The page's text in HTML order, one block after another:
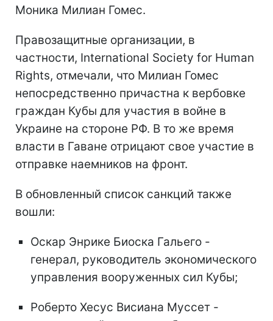
Моника Милиан Гомес.
Правозащитные организации, в
частности, International Society for Human
Rights, отмечали, что Милиан Гомес
непосредственно причастна к вербовке
граждан Кубы для участия в войне в
Украине на стороне РФ. В то же время
власти в Гаване отрицают свое участие в
отправке наемников на фронт.
В обновленный список санкций также
вошли:
Оскар Энрике Биоска Гальего -
генерал, руководитель экономического
управления вооруженных сил Кубы;
Роберто Хесус Висиана Муссет -